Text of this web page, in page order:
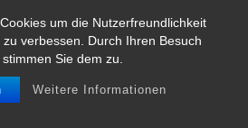
um die Nutzerfreundlichkeit
verbessen. Durch Ihren Besuch
stimmen Sie dem zu.
Weitere Informationen
BASEBALL UND SOFTBALL IN
NIEDERSACHSEN